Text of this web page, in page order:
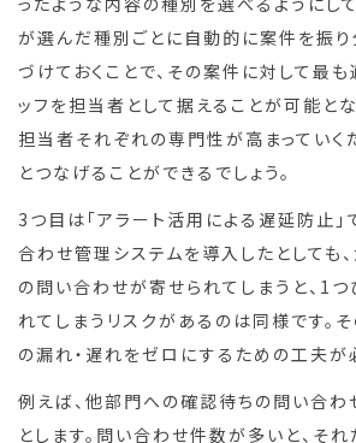
が選んだ種別ごとに自動的に案件を振
づけておくことで、その案件に対して最
ッフを担当者として据えることが可能とな
担当者それぞれの専門性が高まっていく
とつなげることができるでしょう。
3つ目は「アラート活用による遅延防止」
合わせ管理システムを導入したとしても
の問い合わせが寄せられてしまうと、1
れてしまうリスクがあるのは同様です。
の漏れ・遅れをゼロにするための工夫が
例えば、他部門への確認待ちの問い合わ
とします。問い合わせ件数が多いと、そ